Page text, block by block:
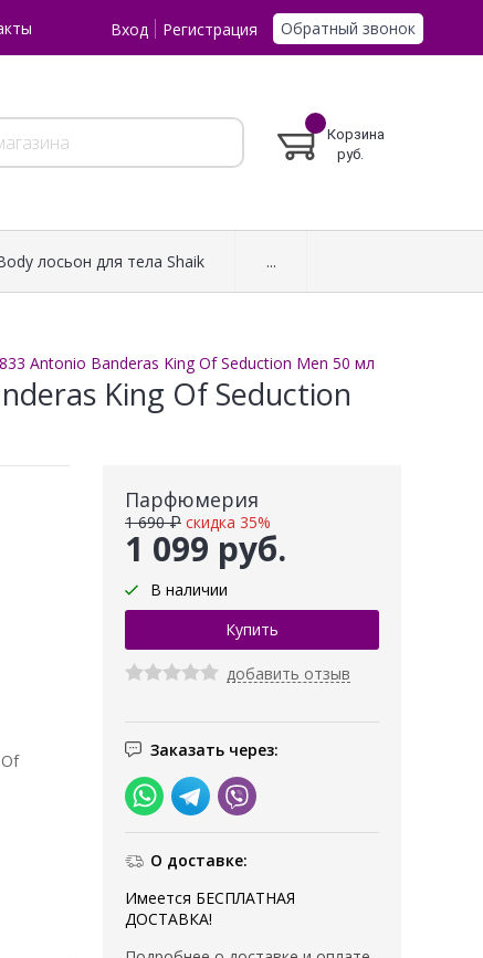
Вход Регистрация Обратный звонок
Корзина
руб.
лосьон для тела Shaik ...
Antonio Banderas King Of Seduction Men 50 мл
King Of Seduction
Парфюмерия
1 099 руб.
1 690 ₽ скидка 35%
В наличии
добавить отзыв
Заказать через:
О доставке:
Имеется БЕСПЛАТНАЯ
ДОСТАВКА!